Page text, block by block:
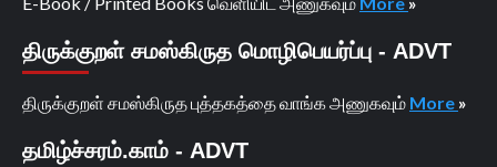
திருக்குறள் சமஸ்கிருத மொழிபெயர்ப்பு - ADVT
திருக்குறள் சமஸ்கிருத புத்தகத்தை வாங்க அணுகவும் More »
தமிழ்ச்சரம்.காம் - ADVT